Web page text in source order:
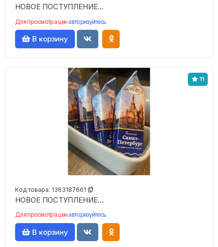
НОВОЕ ПОСТУПЛЕНИЕ...
Для просмотра цен авторизуйтесь
В корзину
11
Код товара: 1363187661
НОВОЕ ПОСТУПЛЕНИЕ...
Для просмотра цен авторизуйтесь
В корзину